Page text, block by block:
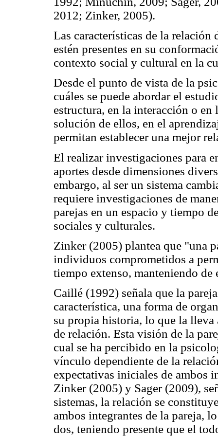
2012; Zinker, 2005).
Las características de la relación
estén presentes en su
contexto social y cultural en la
Desde el punto de vista de la
cuáles se puede abordar el
estructura, en la interacción o
solución de ellos, en el
permitan establecer una mejor
El realizar investigaciones para
aportes desde dimensiones
embargo, al ser un sistema
requiere investigaciones de
parejas en un espacio y tiempo
sociales y culturales.
Zinker (2005) plantea que "una
individuos comprometidos a
tiempo extenso, manteniendo
Caillé (1992) señala que la
característica, una forma de
su propia historia, lo que la
de relación. Esta visión de la
cual se ha percibido en la
vínculo dependiente de la
expectativas iniciales de ambos
Zinker (2005) y Sager (2009),
sistemas, la relación se
ambos integrantes de la pareja,
dos, teniendo presente que el